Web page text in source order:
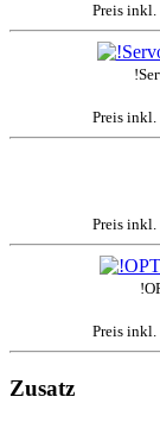
Preis
Preis
Preis
Preis
Zusatz